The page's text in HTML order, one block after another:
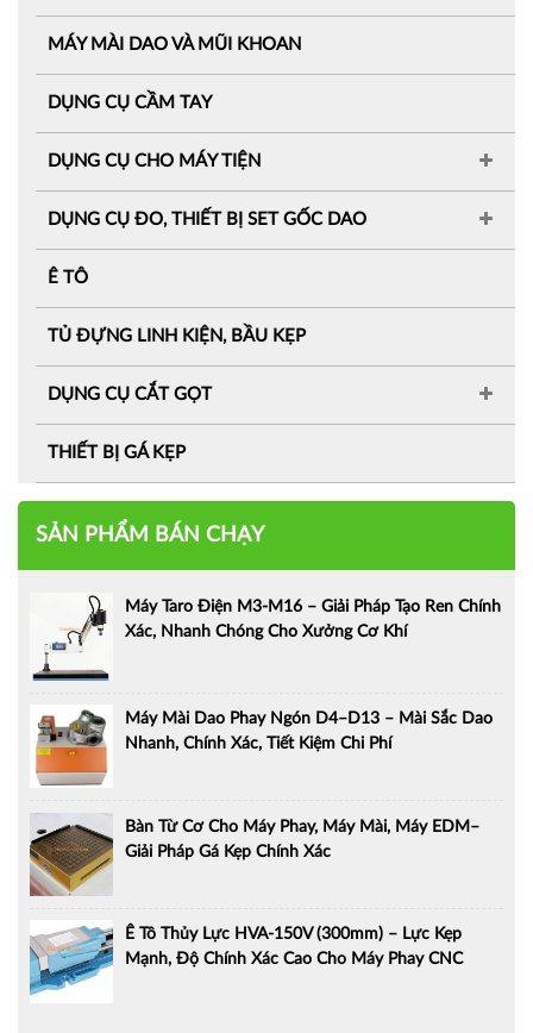
MÁY MÀI DAO VÀ MŨI KHOAN
DỤNG CỤ CẦM TAY
DỤNG CỤ CHO MÁY TIỆN
DỤNG CỤ ĐO, THIẾT BỊ SET GỐC DAO
Ê TÔ
TỦ ĐỰNG LINH KIỆN, BẦU KẸP
DỤNG CỤ CẮT GỌT
THIẾT BỊ GÁ KẸP
SẢN PHẨM BÁN CHẠY
Máy Taro Điện M3-M16 – Giải Pháp Tạo Ren Chính
Xác, Nhanh Chóng Cho Xưởng Cơ Khí
Máy Mài Dao Phay Ngón D4–D13 – Mài Sắc Dao
Nhanh, Chính Xác, Tiết Kiệm Chi Phí
Bàn Từ Cơ Cho Máy Phay, Máy Mài, Máy EDM–
Giải Pháp Gá Kẹp Chính Xác
Ê Tô Thủy Lực HVA-150V (300mm) – Lực Kẹp
Mạnh, Độ Chính Xác Cao Cho Máy Phay CNC